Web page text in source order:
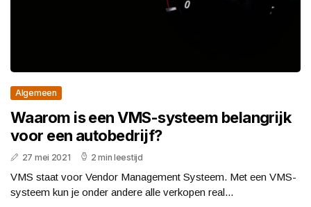
Algemeen
Waarom is een VMS-systeem belangrijk
voor een autobedrijf?
27 mei 2021 2 min leestijd
VMS staat voor Vendor Management Systeem. Met een VMS-
systeem kun je onder andere alle verkopen real...